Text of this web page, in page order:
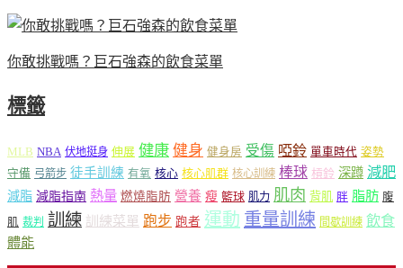
你敢挑戰嗎？巨石強森的飲食菜單
標籤
MLB NBA 伏地挺身 伸展 健康 健身 健身房 受傷 啞鈴 單車時代 姿勢
守備 弓箭步 徒手訓練 有氧 核心 核心肌群 核心訓練 棒球 槓鈴 深蹲 減肥
減脂 減脂指南 熱量 燃燒脂肪 營養 瘦 籃球 肌力 肌肉 背肌 胖 脂肪 腹
肌 裁判 訓練 訓練菜單 跑步 跑者 運動 重量訓練 間歇訓練 飲食
體能